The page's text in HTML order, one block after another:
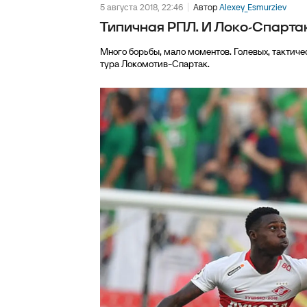
5 августа 2018, 22:46 АвторAlexey_Esmurziev
Типичная РПЛ. И Локо-
Много борьбы, мало моментов. Голевых,
тура Локомотив-Спартак.